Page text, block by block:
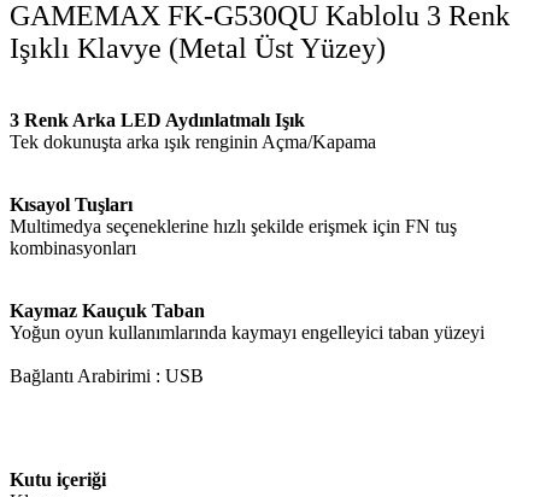
GAMEMAX FK-G530QU Kablolu 3 Renk
Işıklı Klavye (Metal Üst Yüzey)
3 Renk Arka LED Aydınlatmalı Işık
Tek dokunuşta arka ışık renginin Açma/Kapama
Kısayol Tuşları
Multimedya seçeneklerine hızlı şekilde erişmek için FN tuş
kombinasyonları
Kaymaz Kauçuk Taban
Yoğun oyun kullanımlarında kaymayı engelleyici taban yüzeyi
Bağlantı Arabirimi : USB
Kutu içeriği